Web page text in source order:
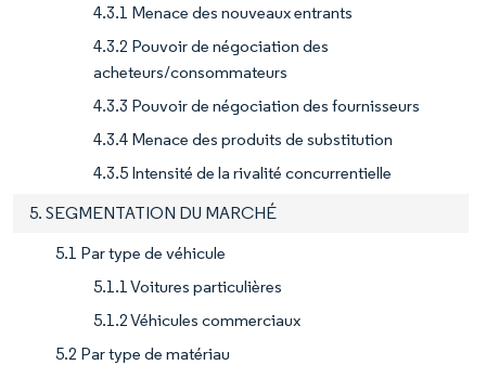
4.3.1 Menace des nouveaux entrants
4.3.2 Pouvoir de négociation des
acheteurs/consommateurs
4.3.3 Pouvoir de négociation des fournisseurs
4.3.4 Menace des produits de substitution
4.3.5 Intensité de la rivalité concurrentielle
5. SEGMENTATION DU MARCHÉ
5.1 Par type de véhicule
5.1.1 Voitures particulières
5.1.2 Véhicules commerciaux
5.2 Par type de matériau